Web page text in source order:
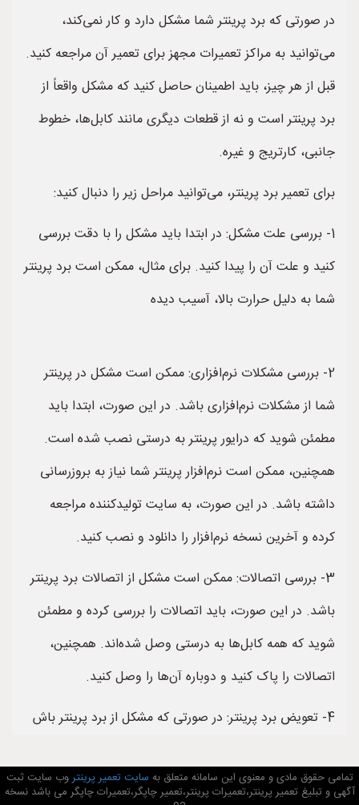
در صورتی که برد پرینتر شما مشکل دارد و کار نمی‌کند،
می‌توانید به مراکز تعمیرات مجهز برای تعمیر آن مراجعه کنید.
قبل از هر چیز، باید اطمینان حاصل کنید که مشکل واقعاً از
برد پرینتر است و نه از قطعات دیگری مانند کابل‌ها، خطوط
جانبی، کارتریج و غیره.
برای تعمیر برد پرینتر، می‌توانید مراحل زیر را دنبال کنید:
1- بررسی علت مشکل: در ابتدا باید مشکل را با دقت بررسی
کنید و علت آن را پیدا کنید. برای مثال، ممکن است برد پرینتر
شما به دلیل حرارت بالا، آسیب دیده
2- بررسی مشکلات نرم‌افزاری: ممکن است مشکل در پرینتر
شما از مشکلات نرم‌افزاری باشد. در این صورت، ابتدا باید
مطمئن شوید که درایور پرینتر به درستی نصب شده است.
همچنین، ممکن است نرم‌افزار پرینتر شما نیاز به بروزرسانی
داشته باشد. در این صورت، به سایت تولیدکننده مراجعه
کرده و آخرین نسخه نرم‌افزار را دانلود و نصب کنید.
3- بررسی اتصالات: ممکن است مشکل از اتصالات برد پرینتر
باشد. در این صورت، باید اتصالات را بررسی کرده و مطمئن
شوید که همه کابل‌ها به درستی وصل شده‌اند. همچنین،
اتصالات را پاک کنید و دوباره آن‌ها را وصل کنید.
4- تعویض برد پرینتر: در صورتی که مشکل از برد پرینتر باش
تمامی حقوق مادی و معنوی این سامانه متعلق به سایت تعمیر پرینتروب سایت ثبت
آگهی و تبلیغ تعمیر پرینتر،تعمیرات پرینتر،تعمیر چاپگر،تعمیرات چاپگر می باشد نسخه